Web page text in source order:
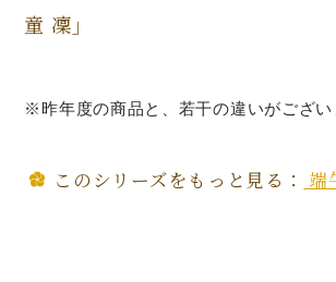
童 凜」
※昨年度の商品と、若干の違いがござい
このシリーズをもっと見る： 端